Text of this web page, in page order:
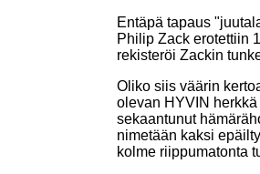
Entäpä tapaus
Philip Zack erotettiin
rekisteröi Zackin
Oliko siis väärin
olevan HYVIN
sekaantunut
nimetään kaksi
kolme riippumatonta